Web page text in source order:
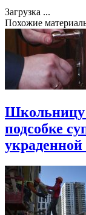
Загрузка ...
Похожие
Школьницу
подсобке